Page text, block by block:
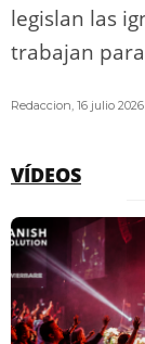
legislan las
trabajan
Redaccion 16 julio 2026
VÍDEOS